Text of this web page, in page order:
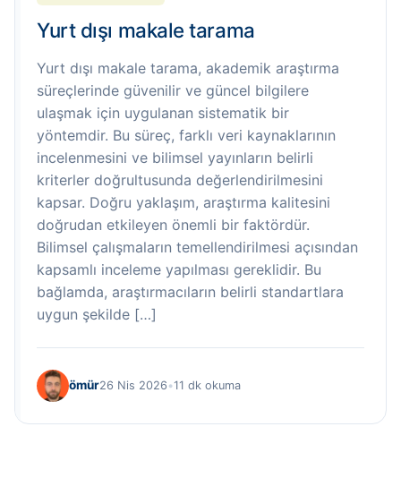
Yurt dışı makale tarama
Yurt dışı makale tarama, akademik araştırma
süreçlerinde güvenilir ve güncel bilgilere
ulaşmak için uygulanan sistematik bir
yöntemdir. Bu süreç, farklı veri kaynaklarının
incelenmesini ve bilimsel yayınların belirli
kriterler doğrultusunda değerlendirilmesini
kapsar. Doğru yaklaşım, araştırma kalitesini
doğrudan etkileyen önemli bir faktördür.
Bilimsel çalışmaların temellendirilmesi açısından
kapsamlı inceleme yapılması gereklidir. Bu
bağlamda, araştırmacıların belirli standartlara
uygun şekilde […]
ömür26 Nis 2026 •11 dk okuma